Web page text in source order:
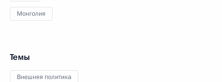
Монголия
Темы
Внешняя политика